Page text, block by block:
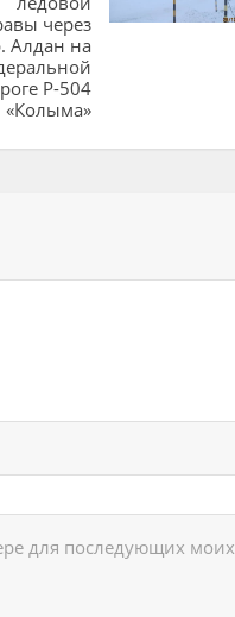
через
Алдан на
Р-504
«Колыма»
для последующих моих